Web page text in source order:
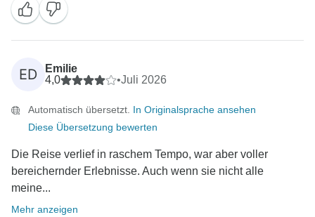
Ihre Anmerkungen bezüglich der Dauer bestimmter
Besichtigungen, der Lage der Hotels und der
Transportmöglichkeiten sehr zu schätzen, da sie uns
dabei helfen, das Reiseerlebnis unserer Gäste weiter
zu verbessern.
ED
Emilie
4,0
•Juli 2026
Automatisch übersetzt. In Originalsprache ansehen
Diese Übersetzung bewerten
Die Reise verlief in raschem Tempo, war aber voller
bereichernder Erlebnisse. Auch wenn sie nicht alle
meine...
Mehr anzeigen